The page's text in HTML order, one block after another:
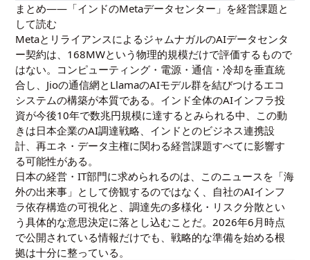
まとめ——「インドのMetaデータセンター」を経営課題と
して読む
MetaとリライアンスによるジャムナガルのAIデータセンタ
ー契約は、168MWという物理的規模だけで評価するもので
はない。コンピューティング・電源・通信・冷却を垂直統
合し、Jioの通信網とLlamaのAIモデル群を結びつけるエコ
システムの構築が本質である。インド全体のAIインフラ投
資が今後10年で数兆円規模に達するとみられる中、この動
きは日本企業のAI調達戦略、インドとのビジネス連携設
計、再エネ・データ主権に関わる経営課題すべてに影響す
る可能性がある。
日本の経営・IT部門に求められるのは、このニュースを「海
外の出来事」として傍観するのではなく、自社のAIインフ
ラ依存構造の可視化と、調達先の多様化・リスク分散とい
う具体的な意思決定に落とし込むことだ。2026年6月時点
で公開されている情報だけでも、戦略的な準備を始める根
拠は十分に整っている。